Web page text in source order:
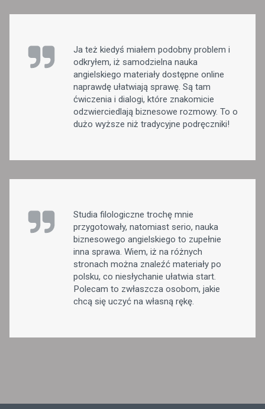
Ja też kiedyś miałem podobny problem i
odkryłem, iż samodzielna nauka
angielskiego materiały dostępne online
naprawdę ułatwiają sprawę. Są tam
ćwiczenia i dialogi, które znakomicie
odzwierciedlają biznesowe rozmowy. To o
dużo wyższe niż tradycyjne podręczniki!
Studia filologiczne trochę mnie
przygotowały, natomiast serio, nauka
biznesowego angielskiego to zupełnie
inna sprawa. Wiem, iż na różnych
stronach można znaleźć materiały po
polsku, co niesłychanie ułatwia start.
Polecam to zwłaszcza osobom, jakie
chcą się uczyć na własną rękę.